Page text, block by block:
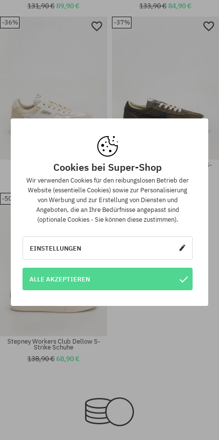
Verfügbare Größen:
Verfügbare Größen:
Verfügbare Größen:
41; 42; 43; 44; 45; 46
131,90 €89,90 €
Verfügbare Größen:
41; 42; 43; 44; 45; 46
133,90 €84,90 €
-36%
Stepney Workers Club Pearl
Schuhe
133,90 €84,90 €
-37%
Stepney Workers Club Dellow S-
Strike Schuhe
138,90 € 86,90 €
-50%
Stepney Workers Club Dellow S-
Strike Schuhe
138,90 €68,90 €
Cookies bei Super-Shop
Wir verwenden Cookies für den reibungslosen Betrieb der
Website (essentielle Cookies) sowie zur Personalisierung
von Werbung und zur Erstellung von Diensten und
Angeboten, die an Ihre Bedürfnisse angepasst sind
(optionale Cookies - Sie können diese zustimmen).
EINSTELLUNGEN
ALLE AKZEPTIEREN